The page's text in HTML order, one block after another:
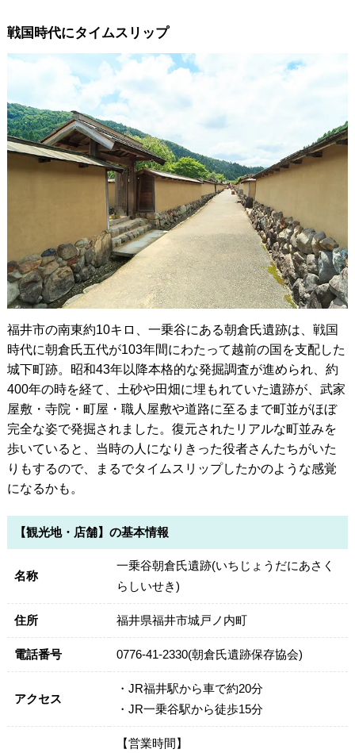
戦国時代にタイムスリップ
福井市の南東約10キロ、一乗谷にある朝倉氏遺跡は、戦国
時代に朝倉氏五代が103年間にわたって越前の国を支配した
城下町跡。昭和43年以降本格的な発掘調査が進められ、約
400年の時を経て、土砂や田畑に埋もれていた遺跡が、武家
屋敷・寺院・町屋・職人屋敷や道路に至るまで町並がほぼ
完全な姿で発掘されました。復元されたリアルな町並みを
歩いていると、当時の人になりきった役者さんたちがいた
りもするので、まるでタイムスリップしたかのような感覚
になるかも。
【観光地・店舗】の基本情報
名称
一乗谷朝倉氏遺跡(いちじょうだにあさく
らしいせき)
住所 福井県福井市城戸ノ内町
電話番号 0776-41-2330(朝倉氏遺跡保存協会)
アクセス
・JR福井駅から車で約20分
・JR一乗谷駅から徒歩15分
【営業時間】